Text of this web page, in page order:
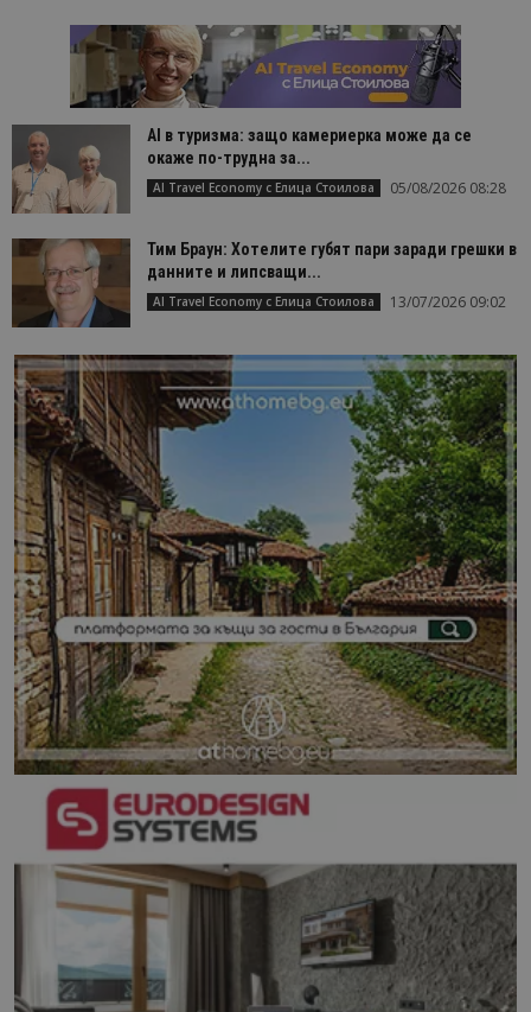
AI в туризма: защо камериерка може да се
окаже по-трудна за...
AI Travel Economy с Елица Стоилова 05/08/2026 08:28
Тим Браун: Хотелите губят пари заради грешки в
данните и липсващи...
AI Travel Economy с Елица Стоилова 13/07/2026 09:02